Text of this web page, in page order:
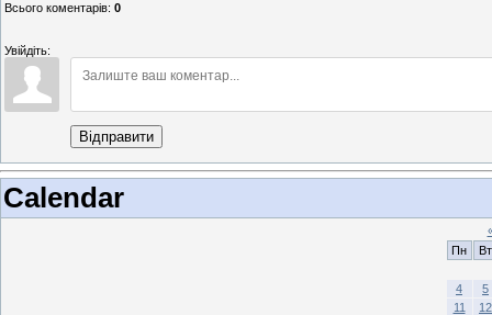
Всього коментарів: 0
Увійдіть:
Відправити
Calendar
Пн
Вт
4
5
11
12